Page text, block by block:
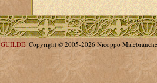
GUILDE. Copyright © 2005-2026 Nicoppo Malebranche